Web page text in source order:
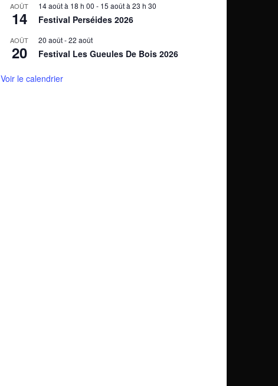
AOÛT
14
14 août à 18 h 00 - 15 août à 23 h 30
Festival Perséides 2026
AOÛT
20
20 août-22 août
Festival Les Gueules De Bois 2026
Voir le calendrier